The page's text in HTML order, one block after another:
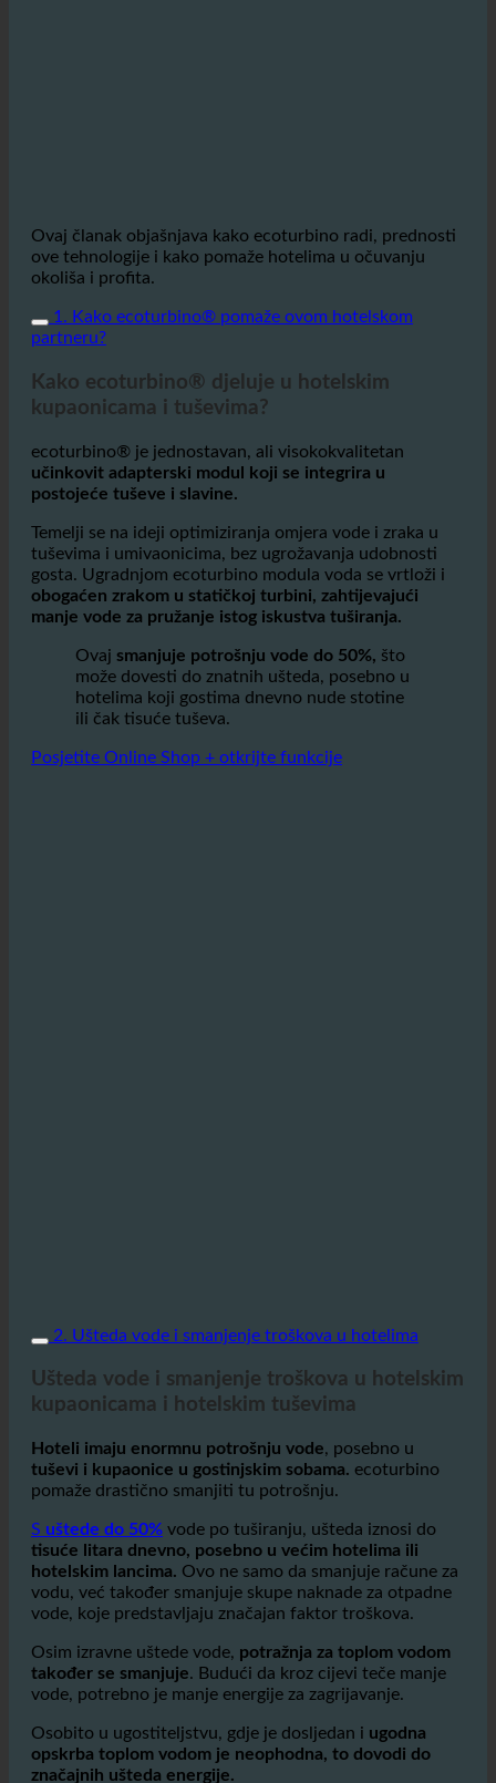
Ovaj članak objašnjava kako ecoturbino radi, prednosti
ove tehnologije i kako pomaže hotelima u očuvanju
okoliša i profita.
1. Kako ecoturbino® pomaže ovom hotelskom
partneru?
kupaonicama i tuševima?
ecoturbino® je jednostavan, ali visokokvalitetan
učinkovit adapterski modul koji se integrira u
postojeće tuševe i slavine.
Temelji se na ideji optimiziranja omjera vode i zraka u
tuševima i umivaonicima, bez ugrožavanja udobnosti
gosta. Ugradnjom ecoturbino modula voda se vrtloži i
obogaćen zrakom u statičkoj turbini, zahtijevajući
manje vode za pružanje istog iskustva tuširanja.
Ovajsmanjuje potrošnju vode do 50%,što
može dovesti do znatnih ušteda, posebno u
hotelima koji gostima dnevno nude stotine
ili čak tisuće tuševa.
2. Ušteda vode i smanjenje troškova u hotelima
kupaonicama i hotelskim tuševima
Hoteli imaju enormnu potrošnju vode, posebno u
tuševi i kupaonice u gostinjskim sobama.ecoturbino
pomaže drastično smanjiti tu potrošnju.
Suštede do 50%vode po tuširanju, ušteda iznosi do
tisuće litara dnevno, posebno u većim hotelima ili
hotelskim lancima.Ovo ne samo da smanjuje račune za
vodu, već također smanjuje skupe naknade za otpadne
vode, koje predstavljaju značajan faktor troškova.
Osim izravne uštede vode,potražnja za toplom vodom
također se smanjuje. Budući da kroz cijevi teče manje
vode, potrebno je manje energije za zagrijavanje.